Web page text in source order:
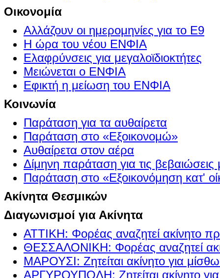
Οικονομία
Αλλάζουν οι ημερομηνίες για το Ε9
Η ώρα του νέου ΕΝΦΙΑ
Ελαφρύνσεις για μεγαλοϊδιοκτήτες
Μειώνεται ο ΕΝΦΙΑ
Εφικτή η μείωση του ΕΝΦΙΑ
Κοινωνία
Παράταση για τα αυθαίρετα
Παράταση στο «Εξοικονομώ»
Αυθαίρετα στον αέρα
Δίμηνη παράταση για τις βεβαιώσεις
Παράταση στο «Εξοικονόμηση κατ'
Ακίνητα Θεσμικών
Διαγωνισμοί για Ακίνητα
ΑΤΤΙΚΗ: Φορέας αναζητεί ακίνητο
ΘΕΣΣΑΛΟΝΙΚΗ: Φορέας αναζητεί
ΜΑΡΟΥΣΙ: Ζητείται ακίνητο για
ΑΡΓΥΡΟΥΠΟΛΗ: Ζητείται ακίνητο